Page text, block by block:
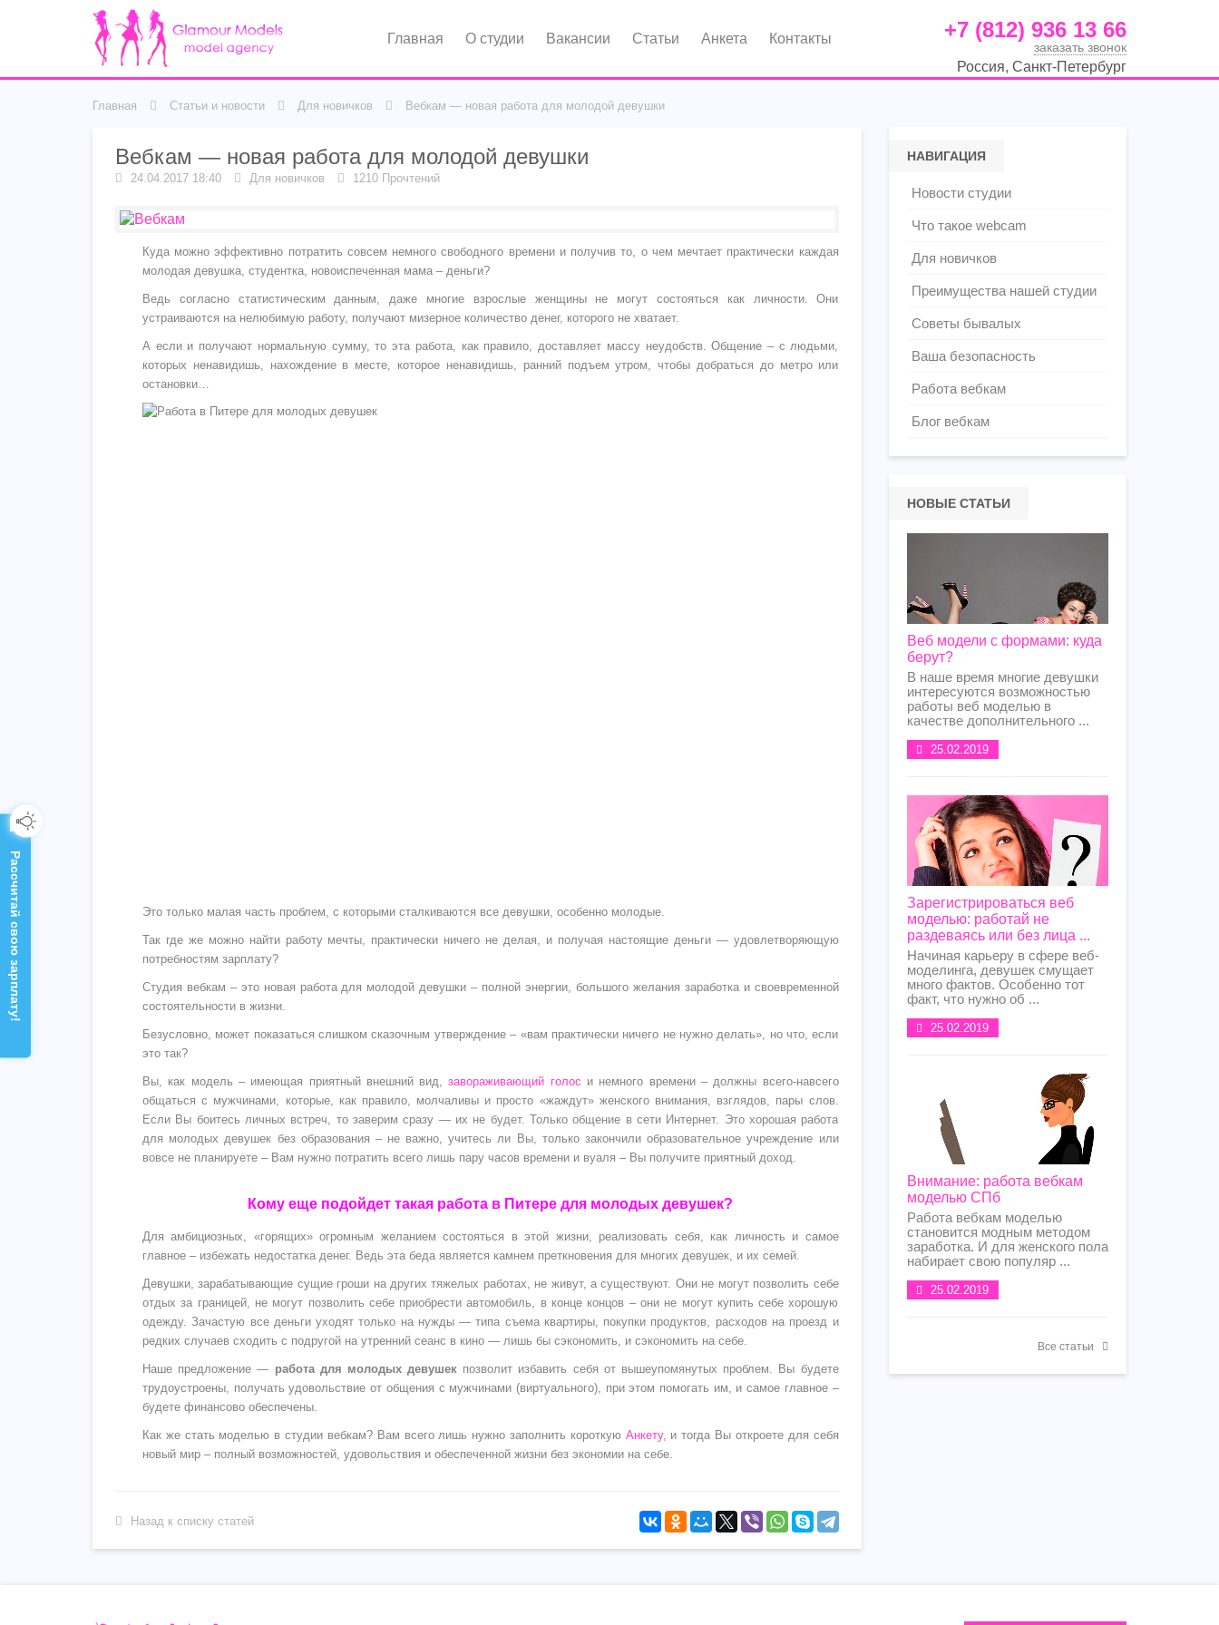
Главная О студии Вакансии Статьи Анкета Контакты +7 (812) 936 13 66
заказать звонок
Россия, Санкт-Петербург
Главная Статьи и новости Для новичков Вебкам — новая работа для молодой девушки
Вебкам — новая работа для молодой девушки
24.04.2017 18:40 Для новичков 1210 Прочтений
Куда можно эффективно потратить совсем немного свободного времени и получив то, о чем мечтает практически каждая
молодая девушка, студентка, новоиспеченная мама – деньги?
Ведь согласно статистическим данным, даже многие взрослые женщины не могут состояться как личности. Они
устраиваются на нелюбимую работу, получают мизерное количество денег, которого не хватает.
А если и получают нормальную сумму, то эта работа, как правило, доставляет массу неудобств. Общение – с людьми,
которых ненавидишь, нахождение в месте, которое ненавидишь, ранний подъем утром, чтобы добраться до метро или
остановки…
Это только малая часть проблем, с которыми сталкиваются все девушки, особенно молодые.
Так где же можно найти работу мечты, практически ничего не делая, и получая настоящие деньги — удовлетворяющую
потребностям зарплату?
Студия вебкам – это новая работа для молодой девушки – полной энергии, большого желания заработка и своевременной
состоятельности в жизни.
Безусловно, может показаться слишком сказочным утверждение – «вам практически ничего не нужно делать», но что, если
это так?
Вы, как модель – имеющая приятный внешний вид,завораживающий голос и немного времени – должны всего-навсего
общаться с мужчинами, которые, как правило, молчаливы и просто «жаждут» женского внимания, взглядов, пары слов.
Если Вы боитесь личных встреч, то заверим сразу — их не будет. Только общение в сети Интернет. Это хорошая работа
для молодых девушек без образования – не важно, учитесь ли Вы, только закончили образовательное учреждение или
вовсе не планируете – Вам нужно потратить всего лишь пару часов времени и вуаля – Вы получите приятный доход.
Кому еще подойдет такая работа в Питере для молодых девушек?
Для амбициозных, «горящих» огромным желанием состояться в этой жизни, реализовать себя, как личность и самое
главное – избежать недостатка денег. Ведь эта беда является камнем преткновения для многих девушек, и их семей.
Девушки, зарабатывающие сущие гроши на других тяжелых работах, не живут, а существуют. Они не могут позволить себе
отдых за границей, не могут позволить себе приобрести автомобиль, в конце концов – они не могут купить себе хорошую
одежду. Зачастую все деньги уходят только на нужды — типа съема квартиры, покупки продуктов, расходов на проезд и
редких случаев сходить с подругой на утренний сеанс в кино — лишь бы сэкономить, и сэкономить на себе.
Наше предложение — работа для молодых девушек позволит избавить себя от вышеупомянутых проблем. Вы будете
трудоустроены, получать удовольствие от общения с мужчинами (виртуального), при этом помогать им, и самое главное –
будете финансово обеспечены.
Как же стать моделью в студии вебкам? Вам всего лишь нужно заполнить короткую Анкету, и тогда Вы откроете для себя
новый мир – полный возможностей, удовольствия и обеспеченной жизни без экономии на себе.
Назад к списку статей
НАВИГАЦИЯ
Новости студии
Что такое webcam
Для новичков
Преимущества нашей студии
Советы бывалых
Ваша безопасность
Работа вебкам
Блог вебкам
НОВЫЕ СТАТЬИ
Веб модели с формами: куда
берут?
В наше время многие девушки
интересуются возможностью
работы веб моделью в
качестве дополнительного ...
25.02.2019
Зарегистрироваться веб
моделью: работай не
раздеваясь или без лица ...
Начиная карьеру в сфере веб-
моделинга, девушек смущает
много фактов. Особенно тот
факт, что нужно об ...
25.02.2019
Внимание: работа вебкам
моделью СПб
Работа вебкам моделью
становится модным методом
заработка. И для женского пола
набирает свою популяр ...
25.02.2019
Все статьи
Рассчитай свою зарплату!